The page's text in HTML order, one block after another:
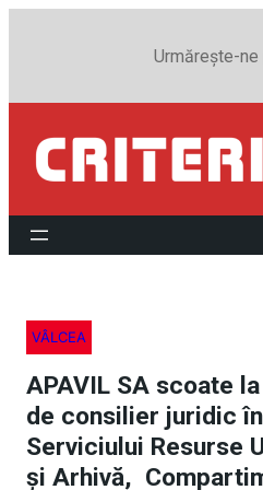
Urmărește-
VÂLCEA
APAVIL SA scoate
de consilier juridic
Serviciului Resurse
și Arhivă,